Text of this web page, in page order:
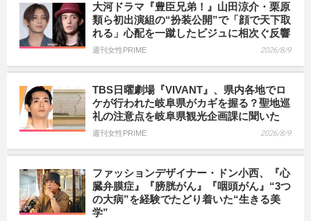
大河ドラマ『豊臣兄弟！』山田涼介・栗原
類ら初出演組の“扮装公開”で「顔で天下取
れる」心配を一蹴したビジュに相次ぐ反響
週刊女性PRIME 2026/8/9
TBS日曜劇場『VIVANT』、県内各地でロ
ケが行われた岐阜県がカギを握る？聖地巡
礼の注意点を岐阜県観光企画課に聞いた
週刊女性PRIME 2026/8/9
ファッションデザイナー・ドン小西、『心
臓弁膜症』『膀胱がん』『咽頭がん』“3つ
の大病”を経験でたどり着いた“生きる美
学”